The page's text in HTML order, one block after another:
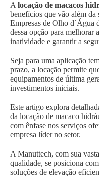
A locação de macacos
benefícios que vão além da
Empresas de Olho d`Água
dessa opção para
inatividade e garantir a
Seja para uma aplicação
prazo, a locação permite
equipamentos de última
investimentos iniciais.
Este artigo explora
da locação de macaco
com ênfase nos serviços
empresa líder no setor.
A Manuttech, com sua
qualidade, se posiciona
soluções de elevação